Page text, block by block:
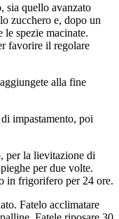
sia quello avanzato
zucchero e, dopo un
spezie macinate.
favorire il regolare
alla fine
impastamento, poi
per la lievitazione di
per due volte.
in frigorifero per 24 ore.
Fatelo acclimatare